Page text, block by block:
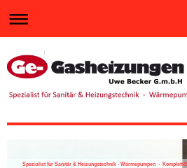
Spezialist für Sanitär & Heizungstechnik - Wärmepumpen -